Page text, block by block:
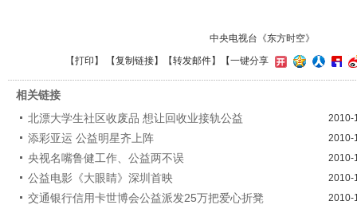
中央电视台《东方时空》
【打印 】 【复制链接】【转发邮件】 【一键分享
相关链接
北漂大学生社区收废品 想让回收业接轨公益
2010-
添彩亚运 公益明星齐上阵 2010-
央视名嘴鲁健工作、公益两不误 2010-
公益电影《大眼睛》深圳首映 2010-
交通银行信用卡世博会公益派发25万把爱心折凳 2010-